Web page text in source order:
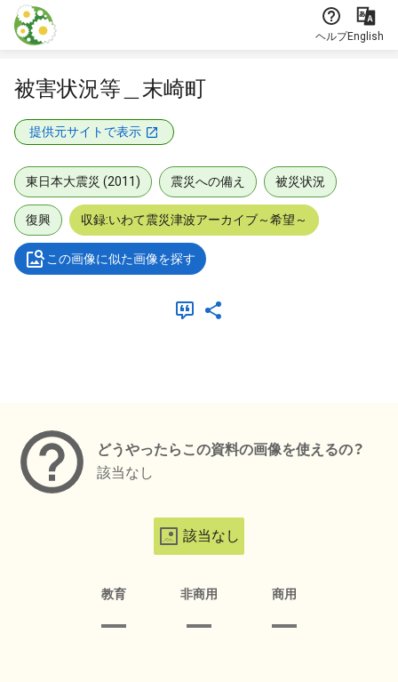
本文に飛ぶ
ヘルプEnglish
被害状況等＿末崎町
提供元サイトで表示
東日本大震災 (2011) 震災への備え 被災状況
復興 収録:いわて震災津波アーカイブ～希望～
この画像に似た画像を探す
どうやったらこの資料の画像を使えるの？
該当なし
該当なし
教育 非商用 商用